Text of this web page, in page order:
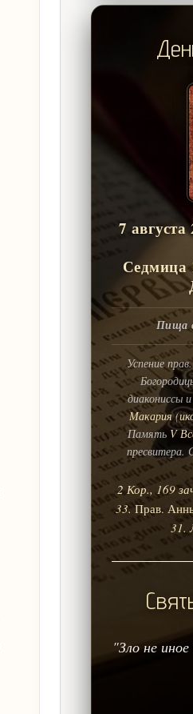
7
Седмица
Пища
Успение
диакониссы
Макария(
Память V
2 Кор., 169
33. Прав.
31.
"Зло не